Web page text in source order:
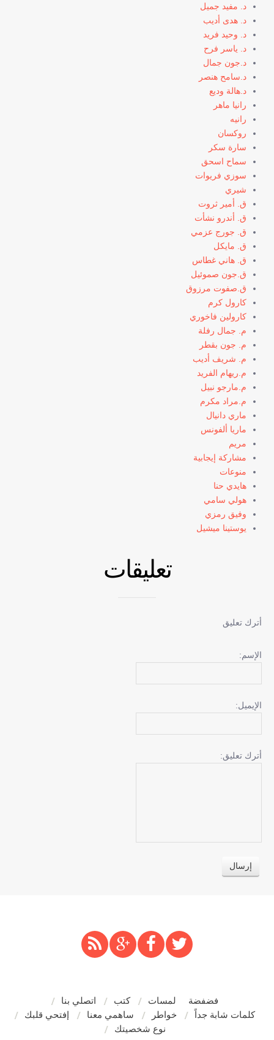
د. مفيد جميل
د. هدى أديب
د. وحيد فريد
د. ياسر فرح
د.جون جمال
د.سامح هنصر
د.هالة وديع
رانيا ماهر
رانيه
روكسان
سارة سكر
سماح اسحق
سوزي فريوات
شيري
ق. أمير ثروت
ق. أندرو نشأت
ق. جورج عزمي
ق. مايكل
ق. هاني غطاس
ق.جون صموئيل
ق.صفوت مرزوق
كارول كرم
كارولين فاخوري
م. جمال رفلة
م. جون بقطر
م. شريف أديب
م.ريهام الفريد
م.مارجو نبيل
م.مراد مكرم
ماري دانيال
ماريا ألفونس
مريم
مشاركة إيجابية
منوعات
هايدي حنا
هولي سامي
وفيق رمزي
يوستينا ميشيل
تعليقات
أترك تعليق
الإسم:
الإيميل:
أترك تعليق:
فضفضة لمسات كتب
اتصلي بنا
كلمات شابة جداً
خواطر ساهمي معنا
إفتحي قلبك
نوع شخصيتك